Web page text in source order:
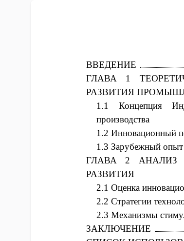
ВВЕДЕНИЕ
ГЛАВА 1
РАЗВИТИЯ
1.1 Концепция
производства
1.2 Инновационный
1.3 Зарубежный
ГЛАВА 2 АНАЛИЗ
РАЗВИТИЯ
2.1 Оценка
2.2 Стратегии
2.3 Механизмы
ЗАКЛЮЧЕНИЕ